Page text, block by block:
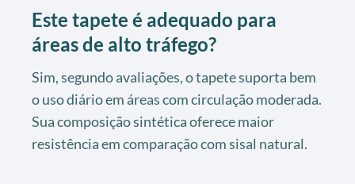
Este tapete é adequado para
áreas de alto tráfego?
Sim, segundo avaliações, o tapete suporta bem
o uso diário em áreas com circulação moderada.
Sua composição sintética oferece maior
resistência em comparação com sisal natural.